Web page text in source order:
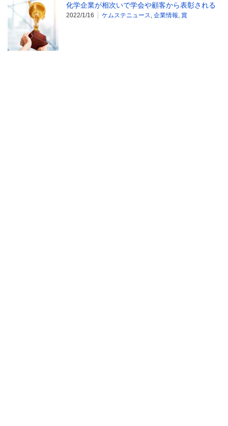
化学企業が相次いで学会や顧客から表彰される
2022/1/16 ケムステニュース, 企業情報, 賞